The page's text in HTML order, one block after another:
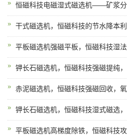
恒磁科技电磁湿式磁选机——矿浆
干式磁选机，恒磁科技的节水降本
平板磁选机强磁平板，恒磁科技湿
钾长石磁选机，恒磁科技强磁提纯，
赤泥磁选机，恒磁科技强磁回收，
钾长石磁选机，恒磁科技湿式磁选，
平板磁选机高梯度除铁，恒磁科技